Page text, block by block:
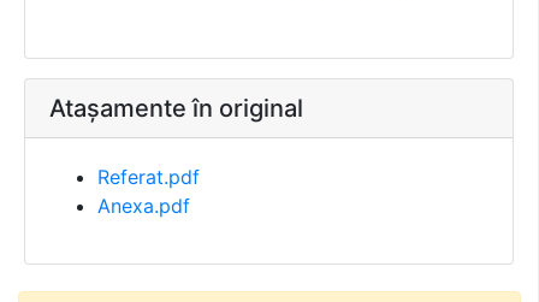
Atașamente în original
Referat.pdf
Anexa.pdf